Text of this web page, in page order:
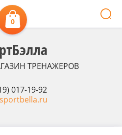
0
017-19-92
ТРЕНАЖЕРОВ